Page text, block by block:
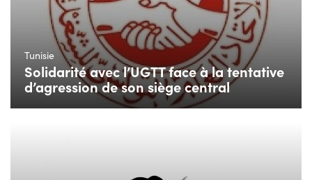
Tunisie
Solidarité avec l’UGTT face à la tentative
d’agression de son siège central